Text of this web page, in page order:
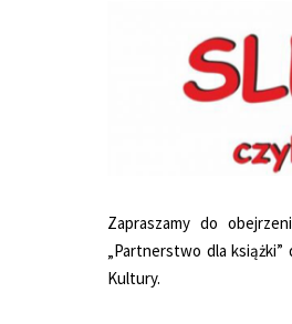
Zapraszamy do
„Partnerstwo dla
Kultury.